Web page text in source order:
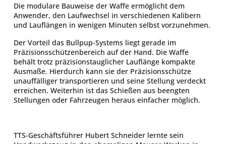
Die modulare Bauweise der Waffe ermöglicht dem
Anwender, den Laufwechsel in verschiedenen Kalibern
und Lauflängen in wenigen Minuten selbst vorzunehmen.
Der Vorteil das Bullpup-Systems liegt gerade im
Präzisionsschützenbereich auf der Hand. Die Waffe
behält trotz präzisionstauglicher Lauflänge kompakte
Ausmaße. Hierdurch kann sie der Präzisionsschütze
unauffälliger transportieren und seine Stellung verdeckt
erreichen. Weiterhin ist das Schießen aus beengten
Stellungen oder Fahrzeugen heraus einfacher möglich.
TTS-Geschäftsführer Hubert Schneider lernte sein